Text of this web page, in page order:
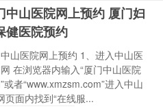
中山医院网上预约 厦门妇
健医院预约
山医院网上预约 1、进入中山医
在浏览器内输入“厦门中山医院
或者“www.xmzsm.com”进入中山
面内找到“在线服...